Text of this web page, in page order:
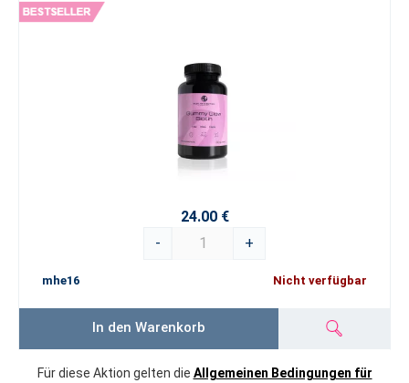
24.00 €
-
+
mhe16 Nicht verfügbar
In den Warenkorb
Für diese Aktion gelten die Allgemeinen Bedingungen für